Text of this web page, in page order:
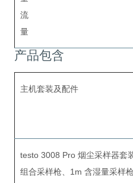
流
量
产品包含
主机套装及配件
testo 3008 Pro 烟尘采样器套
组合采样枪、1m 含湿量采样